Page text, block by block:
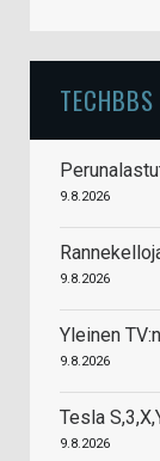
9.8.2026
9.8.2026
Yleinen
9.8.2026
Tesla
9.8.2026